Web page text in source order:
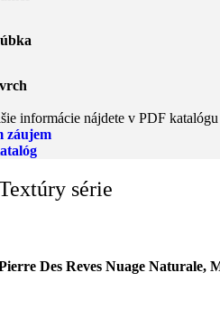
informácie nájdete v PDF
záujem
série
Des Reves Nuage Naturale,